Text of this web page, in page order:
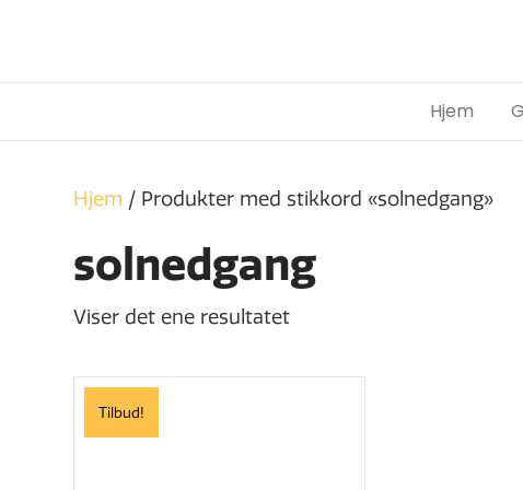
Hjem
Hjem / Produkter med stikkord «solnedgang»
solnedgang
Viser det ene resultatet
Tilbud!